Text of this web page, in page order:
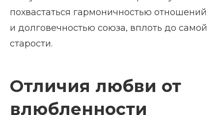
похвастаться гармоничностью отношений
и долговечностью союза, вплоть до самой
старости.
Отличия любви от
влюбленности